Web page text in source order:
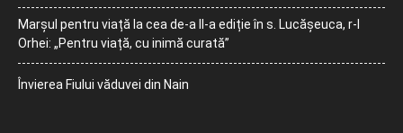
Marșul pentru viață la cea de-a II-a ediție în s. Lucășeuca, r-l
Orhei: „Pentru viață, cu inimă curată”
Învierea Fiului văduvei din Nain